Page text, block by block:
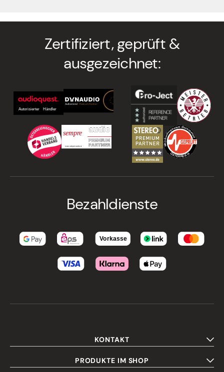
Zertifiziert, geprüft &
ausgezeichnet:
Bezahldienste
KONTAKT
PRODUKTE IM SHOP